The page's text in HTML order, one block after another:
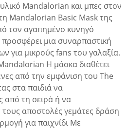
Mandalorian και μπες στον
Mandalorian Basic Mask της
τον αγαπημένο κυνηγό
μια συναρπαστική
για μικρούς fans του γαλαξία.
Η μάσκα διαθέτει
από την εμφάνιση του The
στα παιδιά να
από τη σειρά ή να
τους αποστολές γεμάτες δράση
για παιχνίδι Με